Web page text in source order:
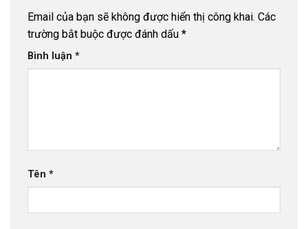
Email của bạn sẽ không được hiển thị công khai. Các
trường bắt buộc được đánh dấu *
Bình luận *
Tên *